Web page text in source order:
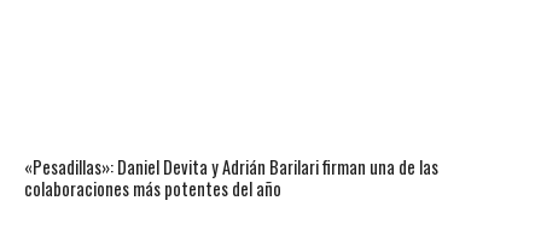
«Pesadillas»: Daniel Devita y Adrián Barilari firman una de las
colaboraciones más potentes del año